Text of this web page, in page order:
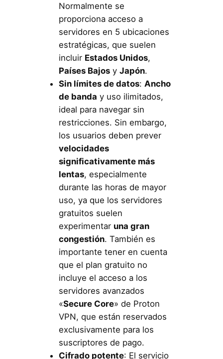
Normalmente se
proporciona acceso a
servidores en 5 ubicaciones
estratégicas, que suelen
incluir Estados Unidos,
Países Bajosy Japón.
Sin límites de datos: Ancho
de banda y uso ilimitados,
ideal para navegar sin
restricciones. Sin embargo,
los usuarios deben prever
velocidades
significativamente más
lentas, especialmente
durante las horas de mayor
uso, ya que los servidores
gratuitos suelen
experimentar una gran
congestión. También es
importante tener en cuenta
que el plan gratuito no
incluye el acceso a los
servidores avanzados
«Secure Core» de Proton
VPN, que están reservados
exclusivamente para los
suscriptores de pago.
Cifrado potente: El servicio